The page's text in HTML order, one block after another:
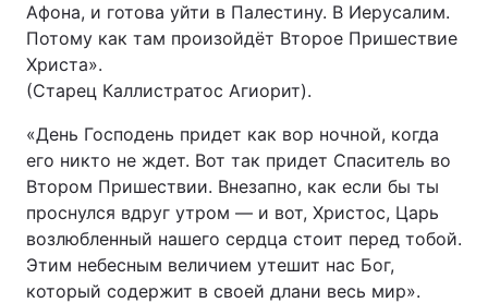
Афона, и готова уйти в Палестину. В Иерусалим.
Потому как там произойдёт Второе Пришествие
Христа».
(Старец Каллистратос Агиорит).
«День Господень придет как вор ночной, когда
его никто не ждет. Вот так придет Спаситель во
Втором Пришествии. Внезапно, как если бы ты
проснулся вдруг утром — и вот, Христос, Царь
возлюбленный нашего сердца стоит перед тобой.
Этим небесным величием утешит нас Бог,
который содержит в своей длани весь мир».